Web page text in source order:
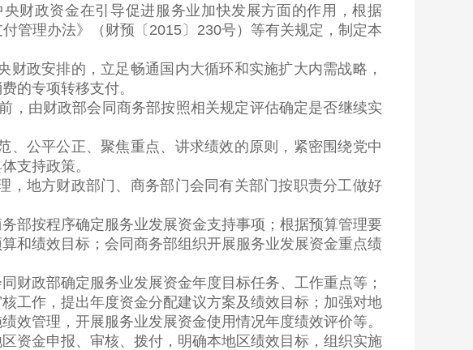
政资金在引导促进服务业加快发展方面的作用，根据
管理办法》（财预〔2015〕230号）等有关规定，制定本
政安排的，立足畅通国内大循环和实施扩大内需战略，
的专项转移支付。
由财政部会同商务部按照相关规定评估确定是否继续实
公平公正、聚焦重点、讲求绩效的原则，紧密围绕党中
支持政策。
地方财政部门、商务部门会同有关部门按职责分工做好
按程序确定服务业发展资金支持事项；根据预算管理要
和绩效目标；会同商务部组织开展服务业发展资金重点绩
政部确定服务业发展资金年度目标任务、工作重点等；
工作，提出年度资金分配建议方案及绩效目标；加强对地
效管理，开展服务业发展资金使用情况年度绩效评价等。
金申报、审核、拨付，明确本地区绩效目标，组织实施